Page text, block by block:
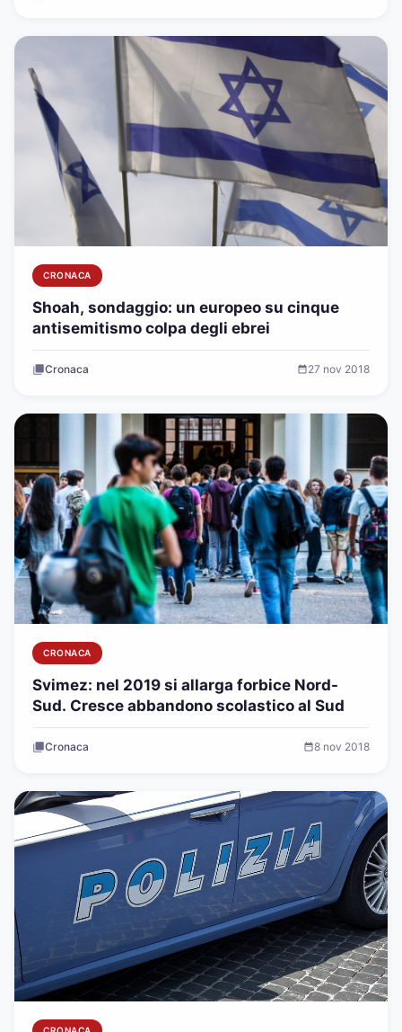
CRONACA
Shoah, sondaggio: un europeo su cinque
antisemitismo colpa degli ebrei
Cronaca 27 nov 2018
CRONACA
Svimez: nel 2019 si allarga forbice Nord-
Sud. Cresce abbandono scolastico al Sud
Cronaca 8 nov 2018